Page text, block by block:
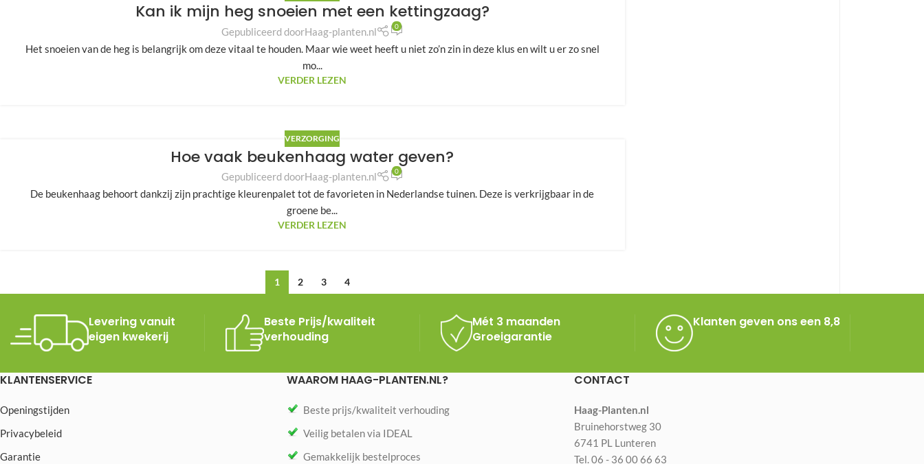
Kan ik mijn heg snoeien met een kettingzaag?
Gepubliceerd doorHaag-planten.nl 0
Het snoeien van de heg is belangrijk om deze vitaal te houden. Maar wie weet heeft u niet zo’n zin in deze klus en wilt u er zo snel
mo...
VERDER LEZEN
VERZORGING
Hoe vaak beukenhaag water geven?
Gepubliceerd doorHaag-planten.nl 0
De beukenhaag behoort dankzij zijn prachtige kleurenpalet tot de favorieten in Nederlandse tuinen. Deze is verkrijgbaar in de
groene be...
VERDER LEZEN
1 2 3 4
Levering vanuit
eigen kwekerij
Beste Prijs/kwaliteit
verhouding
Mét 3 maanden
Groeigarantie
Klanten geven ons een 8,8
KLANTENSERVICE
Openingstijden
Privacybeleid
Garantie
WAAROM HAAG-PLANTEN.NL?
Beste prijs/kwaliteit verhouding
Veilig betalen via IDEAL
Gemakkelijk bestelproces
CONTACT
Haag-Planten.nl
Bruinehorstweg 30
6741 PL Lunteren
Tel. 06 - 36 00 66 63